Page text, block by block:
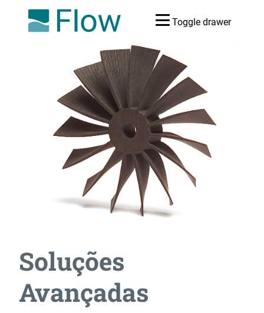
Toggle drawer
Soluções
Avançadas